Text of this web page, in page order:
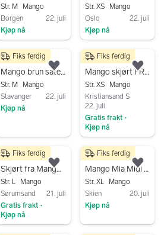
Str. M
Mango
Borgen
22. juli
Kjøp nå
Str. XS
Mango
Oslo
22. juli
Kjøp nå
100 kr
Mango brun satengskjørt M dame
Str. M
Mango
Stavanger
22. juli
Kjøp nå
Fiks ferdig
Legg til som favoritt.
150 kr
Mango skjørt FRI FRAKT
Str. XS
Mango
Kristiansand S
22. juli
Gratis frakt •
Kjøp nå
Fiks ferdig
120 kr
Skjørt fra Mango strL
Str. L
Mango
Sørumsand
21. juli
Gratis frakt •
Kjøp nå
Fiks ferdig
Legg til som favoritt.
599 kr
Mango Mia Midi skjørt
Str. XL
Mango
Skien
20. juli
Kjøp nå
Fiks ferdig
Gå til annonsen